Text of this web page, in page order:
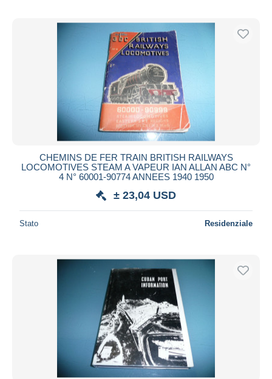
CHEMINS DE FER TRAIN BRITISH RAILWAYS
LOCOMOTIVES STEAM A VAPEUR IAN ALLAN ABC N°
4 N° 60001-90774 ANNEES 1940 1950
± 23,04 USD
Stato Residenziale